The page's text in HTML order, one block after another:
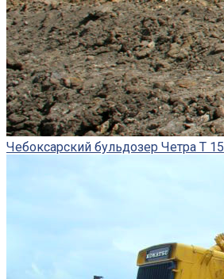
Чебоксарский бульдозер Четра Т 15